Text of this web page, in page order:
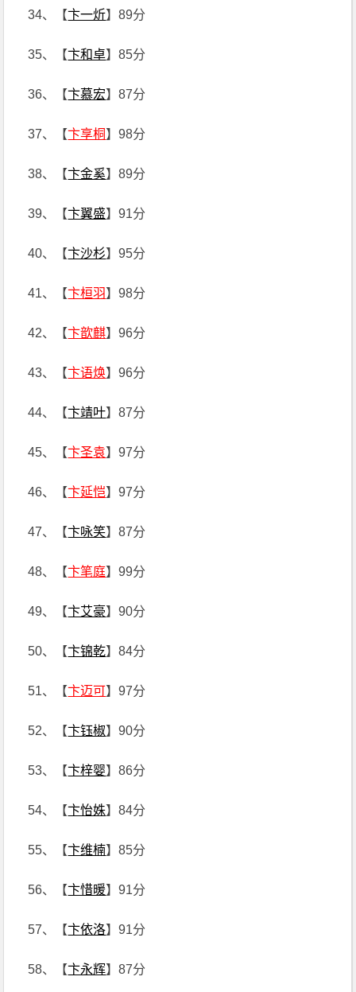
34、【卞一炘】89分
35、【卞和卓】85分
36、【卞慕宏】87分
37、【卞享桐 】98分
38、【卞金奚】89分
39、【卞翼盛】91分
40、【卞沙杉】95分
41、【卞桓羽】98分
42、【卞歆麒】96分
43、【卞语焕】96分
44、【卞靖叶】87分
45、【卞圣袁】97分
46、【卞延恺】97分
47、【卞咏笑】87分
48、【卞笔庭】99分
49、【卞艾豪】90分
50、【卞锦乾】84分
51、【卞迈可】97分
52、【卞钰椒】90分
53、【卞梓婴】86分
54、【卞怡姝】84分
55、【卞维楠】85分
56、【卞惜暖】91分
57、【卞依洛】91分
58、【卞永辉】87分